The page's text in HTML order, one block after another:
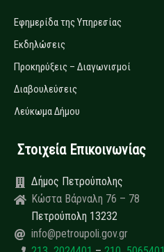
Εφημερίδα της Υπηρεσίας
Εκδηλώσεις
Προκηρύξεις – Διαγωνισμοί
Διαβουλεύσεις
Λεύκωμα Δήμου
Στοιχεία Επικοινωνίας
Δήμος Πετρούπολης
Κώστα Βάρναλη 76 – 78
Πετρούπολη 13232
info@petroupoli.gov.gr